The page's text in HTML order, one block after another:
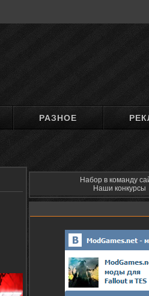
РАЗНОЕ
Набор в команду
Наши конкурсы